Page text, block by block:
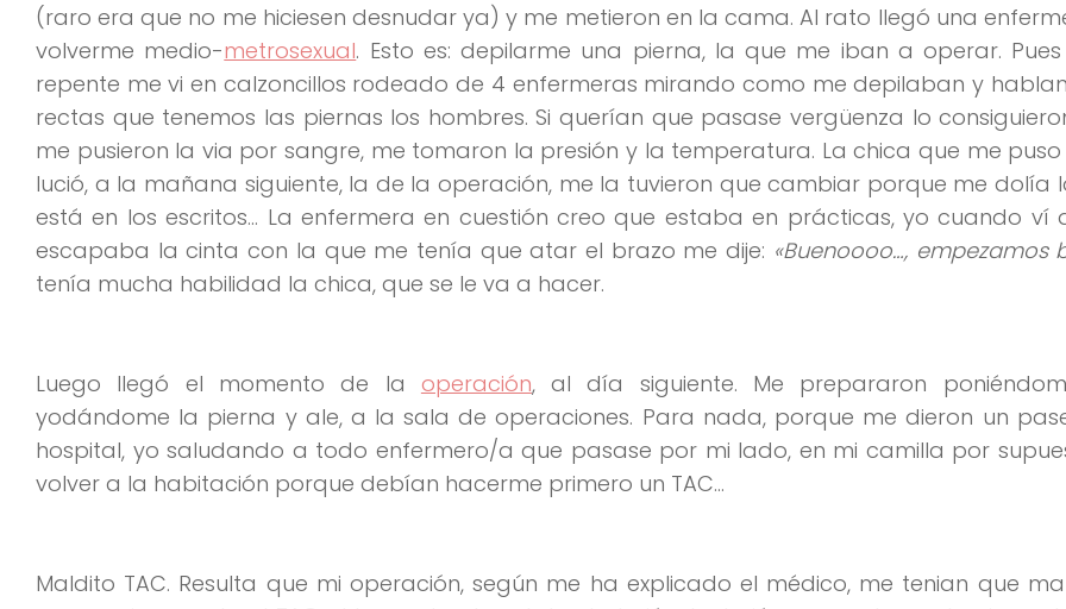
(raro era que no me hiciesen desnudar ya) y me metieron en la cama. Al rato llegó una
volverme medio-metrosexual. Esto es: depilarme una pierna, la que me iban a operar.
repente me vi en calzoncillos rodeado de 4 enfermeras mirando como me depilaban y
rectas que tenemos las piernas los hombres. Si querían que pasase vergüenza lo
me pusieron la via por sangre, me tomaron la presión y la temperatura. La chica que me
lució, a la mañana siguiente, la de la operación, me la tuvieron que cambiar porque me dolía
está en los escritos… La enfermera en cuestión creo que estaba en prácticas, yo cuando ví
escapaba la cinta con la que me tenía que atar el brazo me dije: «Buenoooo…, empezamos
tenía mucha habilidad la chica, que se le va a hacer.
Luego llegó el momento de la operación, al día siguiente. Me prepararon
yodándome la pierna y ale, a la sala de operaciones. Para nada, porque me dieron un
hospital, yo saludando a todo enfermero/a que pasase por mi lado, en mi camilla por
volver a la habitación porque debían hacerme primero un TAC…
Maldito TAC. Resulta que mi operación, según me ha explicado el médico, me tenian que